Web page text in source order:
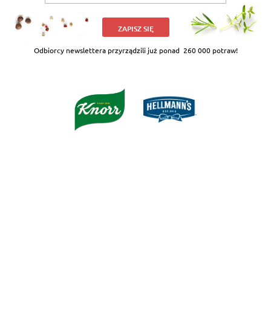
ZAPISZ SIĘ
Odbiorcy newslettera przyrządzili już ponad 260 000 potraw!